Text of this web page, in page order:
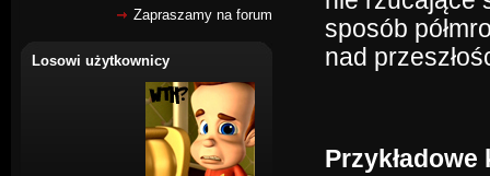
Zapraszamy na forum
Losowi użytkownicy
sposób
nad